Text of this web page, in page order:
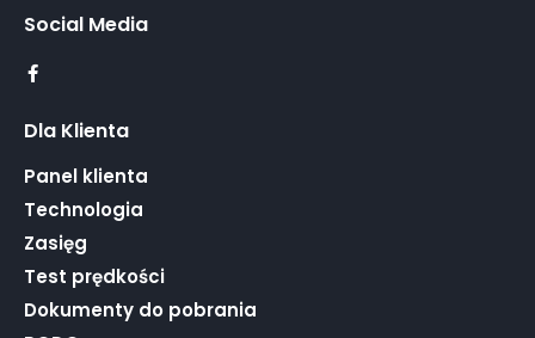
Social Media
Dla Klienta
Panel klienta
Technologia
Zasięg
Test prędkości
Dokumenty do pobrania